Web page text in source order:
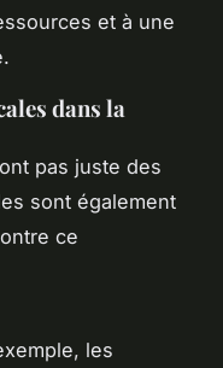
et à une
dans la
pas juste des
sont également
ce
les